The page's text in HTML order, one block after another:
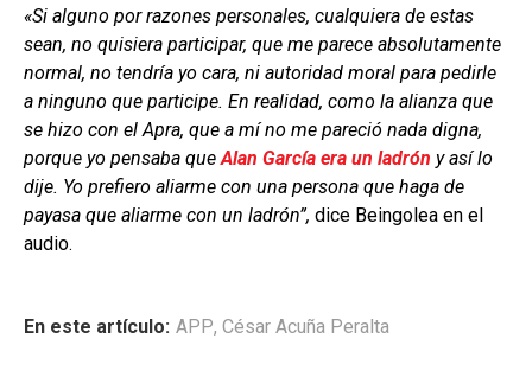
«Si alguno por razones personales, cualquiera de estas
sean, no quisiera participar, que me parece absolutamente
normal, no tendría yo cara, ni autoridad moral para pedirle
a ninguno que participe. En realidad, como la alianza que
se hizo con el Apra, que a mí no me pareció nada digna,
porque yo pensaba que Alan García era un ladrón y así lo
dije. Yo prefiero aliarme con una persona que haga de
payasa que aliarme con un ladrón”, dice Beingolea en el
audio.
En este artículo: APP, César Acuña Peralta